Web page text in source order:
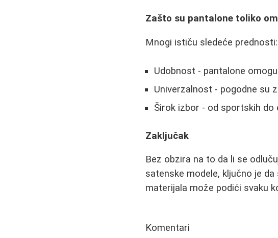
Zašto su pantalone toliko
Mnogi ističu sledeće prednosti:
Udobnost - pantalone
Univerzalnost - pogodne su
Širok izbor - od sportskih do
Zaključak
Bez obzira na to da li se
satenske modele, ključno je
materijala može podići svaku
Komentari